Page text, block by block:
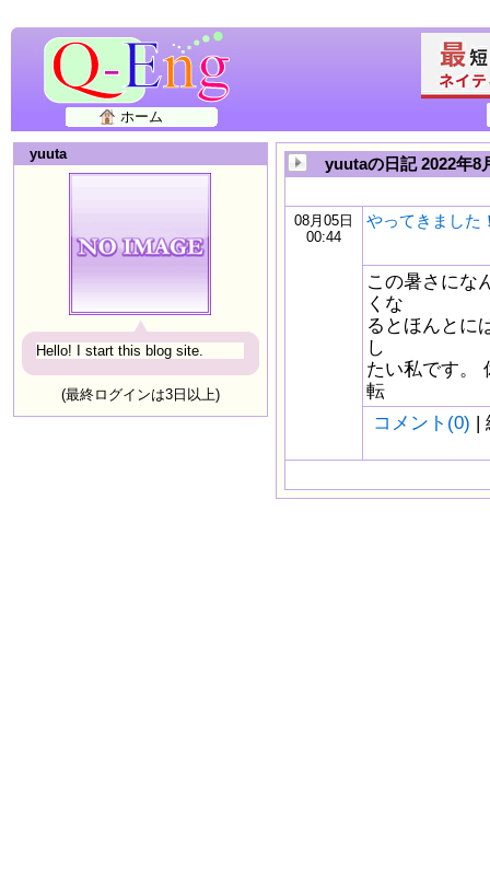
ホーム
yuuta
Hello! I start this blog site.
(最終ログインは3日以上)
yuutaの日記 2022年8
08月05日
00:44
やってきました
この暑さにな
くな
るとほんとに
し
たい私です。
転
コメント(0) |